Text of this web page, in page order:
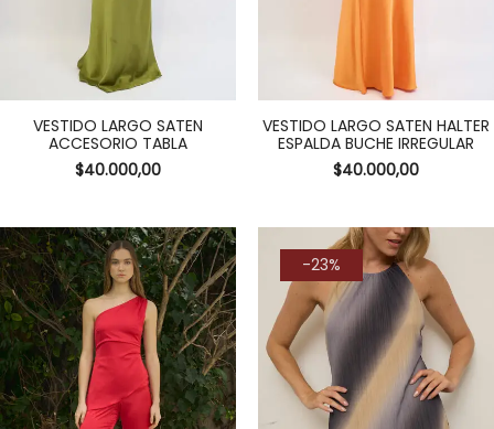
VESTIDO LARGO SATEN
ACCESORIO TABLA
$40.000,00
VESTIDO LARGO SATEN HALTER
ESPALDA BUCHE IRREGULAR
$40.000,00
-23%